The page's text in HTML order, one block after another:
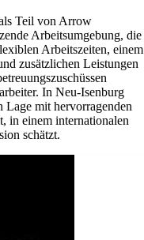
Teil von Arrow
Arbeitsumgebung, die
Arbeitszeiten, einem
zusätzlichen Leistungen
In Neu-Isenburg
Lage mit hervorragenden
in einem internationalen
schätzt.